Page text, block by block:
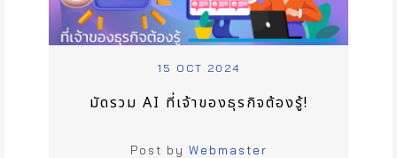
15 OCT 2024
มัดรวม AI ที่เจ้าของธุรกิจต้องรู้!
Post by Webmaster